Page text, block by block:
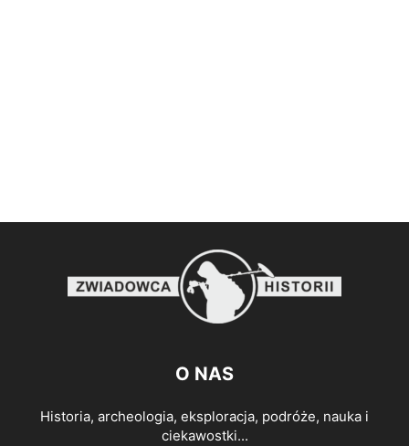
O NAS
Historia, archeologia, eksploracja, podróże, nauka i
ciekawostki...